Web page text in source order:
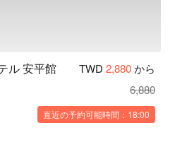
ル 安平館 TWD 2,880から
6,880
直近の予約可能時間：18:00